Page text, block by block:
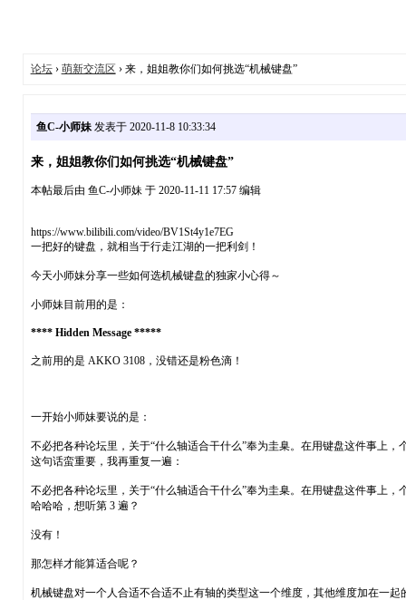
论坛› 萌新交流区 › 来，姐姐教你们如何挑选“机械键盘”
鱼C-小师妹发表于 2020-11-8 10:33:34
来，姐姐教你们如何挑选“机械键盘”
本帖最后由 鱼C-小师妹 于 2020-11-11 17:57 编辑
https://www.bilibili.com/video/BV1St4y1e7EG
一把好的键盘，就相当于行走江湖的一把利剑！
今天小师妹分享一些如何选机械键盘的独家小心得～
小师妹目前用的是：
**** Hidden Message *****
之前用的是 AKKO 3108，没错还是粉色滴！
一开始小师妹要说的是：
不必把各种论坛里，关于“什么轴适合干什么”奉为圭臬。在用键盘这件事上
这句话蛮重要，我再重复一遍：
不必把各种论坛里，关于“什么轴适合干什么”奉为圭臬。在用键盘这件事上
哈哈哈，想听第 3 遍？
没有！
那怎样才能算适合呢？
机械键盘对一个人合适不合适不止有轴的类型这一个维度，其他维度加在一起